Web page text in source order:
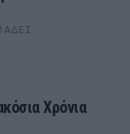
Χρόνια